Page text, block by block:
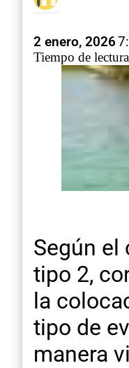
2 enero, 2026
Tiempo de
Según
tipo 2,
la
tipo de
manera